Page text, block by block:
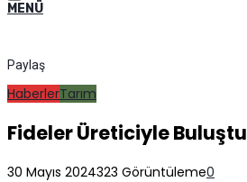
MENÜ
Paylaş
HaberlerTarım
Fideler Üreticiyle Buluştu
30 Mayıs 2024323 Görüntüleme0